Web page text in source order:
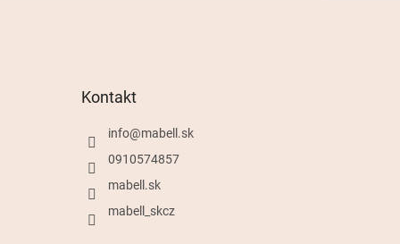
Kontakt
info@mabell.sk
0910574857
mabell.sk
mabell_skcz